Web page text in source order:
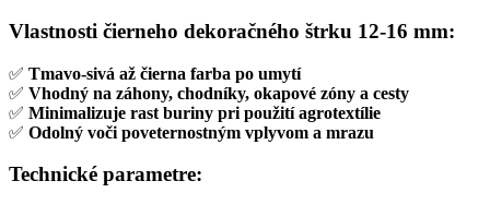
Vlastnosti čierneho dekoračného štrku 12-16 mm:
✅ Tmavo-sivá až čierna farba po umytí
✅ Vhodný na záhony, chodníky, okapové zóny a cesty
✅ Minimalizuje rast buriny pri použití agrotextílie
✅ Odolný voči poveternostným vplyvom a mrazu
Technické parametre: